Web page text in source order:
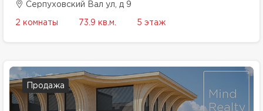
Серпуховский Вал ул, д 9
2 комнаты 73.9 кв.м. 5 этаж
Продажа